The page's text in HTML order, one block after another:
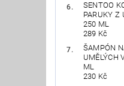
SENTOO
PARUKY Z
250 ML
289 Kč
ŠAMPÓN
UMĚLÝCH
ML
230 Kč